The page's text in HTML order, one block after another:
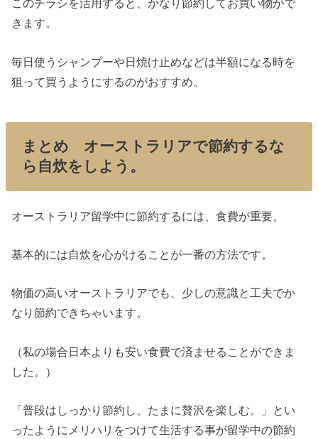
このチラシを活用すると、かなり節約してお買い物がで
きます。
毎日使うシャンプーや日焼け止めなどは半額になる時を
狙って買うようにするのがおすすめ。
まとめ オーストラリアで節約するな
ら自炊をしよう。
オーストラリア留学中に節約するには、食費が重要。
基本的には自炊を心がけることが一番の方法です。
物価の高いオーストラリアでも、少しの意識と工夫でか
なり節約できちゃいます。
（私の場合日本よりも安い食費で済ませることができま
した。）
「普段はしっかり節約し、たまに贅沢を楽しむ。」とい
ったようにメリハリをつけて生活する事が留学中の節約